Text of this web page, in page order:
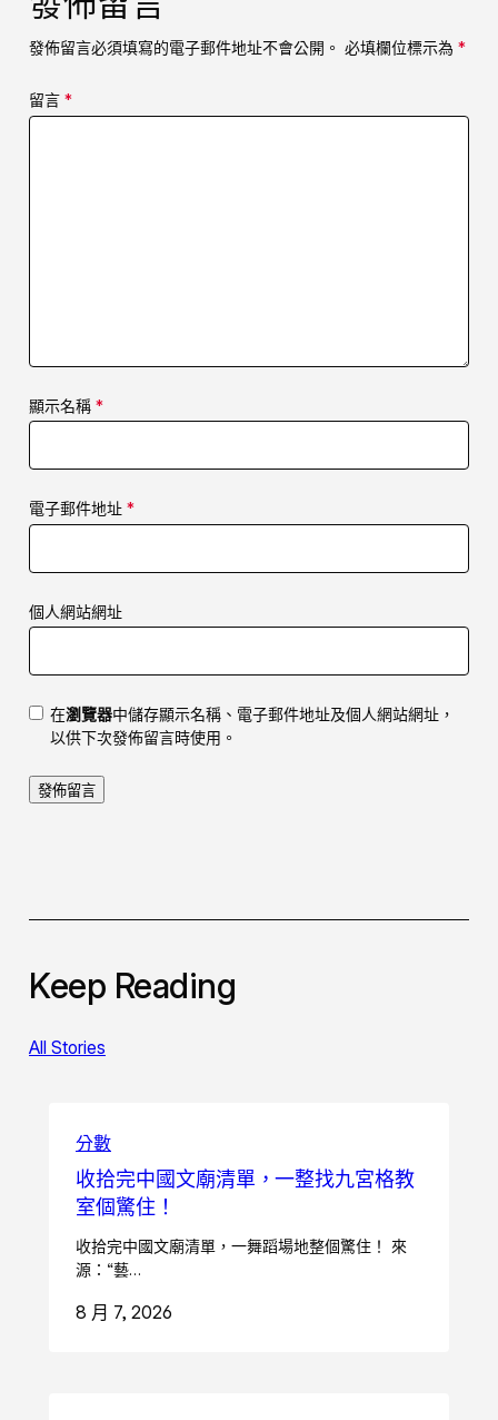
發佈留言必須填寫的電子郵件地址不會公開。 必填欄位標示為 *
留言 *
顯示名稱 *
電子郵件地址 *
個人網站網址
在瀏覽器中儲存顯示名稱、電子郵件地址及個人網站網址，
以供下次發佈留言時使用。
Keep Reading
All Stories
分數
收拾完中國文廟清單，一整找九宮格教
室個驚住！
收拾完中國文廟清單，一舞蹈場地整個驚住！ 來
源：“藝…
8 月 7, 2026